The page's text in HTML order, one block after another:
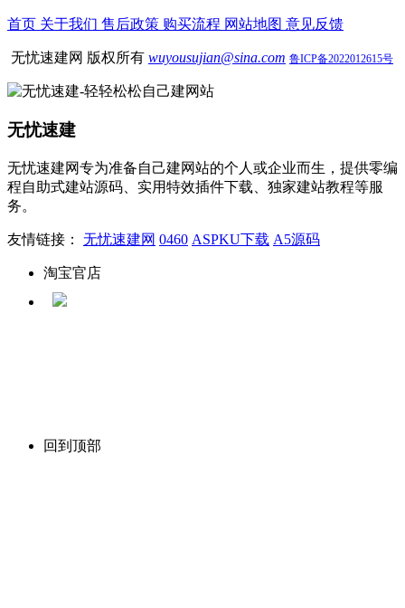
首页 关于我们 售后政策 购买流程 网站地图 意见反馈
无忧速建网 版权所有 wuyousujian@sina.com 鲁ICP备2022012615号
无忧速建
无忧速建网专为准备自己建网站的个人或企业而生，提供零编
程自助式建站源码、实用特效插件下载、独家建站教程等服
务。
友情链接： 无忧速建网 0460 ASPKU下载 A5源码
淘宝官店
回到顶部